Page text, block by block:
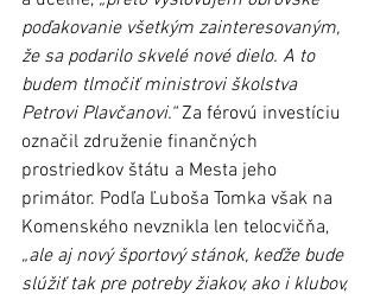
poďakovanie všetkým zainteresovaným,
že sa podarilo skvelé nové dielo. A to
budem tlmočiť ministrovi školstva
Petrovi Plavčanovi.“ Za férovú investíciu
označil združenie finančných
prostriedkov štátu a Mesta jeho
primátor. Podľa Ľuboša Tomka však na
Komenského nevznikla len telocvičňa,
„ale aj nový športový stánok, keďže bude
slúžiť tak pre potreby žiakov, ako i klubov,